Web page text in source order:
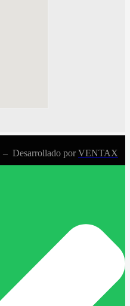
– Desarrollado porVENTAX